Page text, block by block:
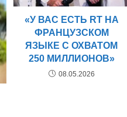
«У ВАС ЕСТЬ RT НА
ФРАНЦУЗСКОМ
ЯЗЫКЕ С ОХВАТОМ
250 МИЛЛИОНОВ»
08.05.2026